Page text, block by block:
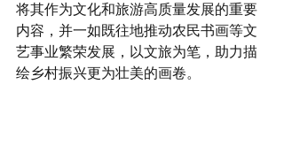
将其作为文化和旅游高质量发展的重要
内容，并一如既往地推动农民书画等文
艺事业繁荣发展，以文旅为笔，助力描
绘乡村振兴更为壮美的画卷。